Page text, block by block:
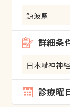
鯨波駅
詳細条
日本精神神
診療曜